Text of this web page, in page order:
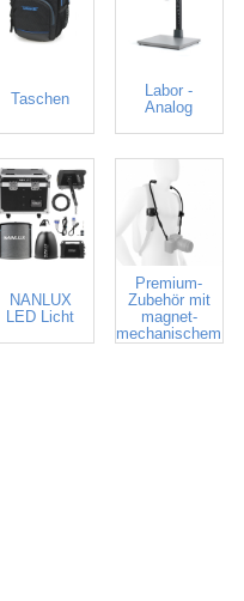
Taschen
Labor -
Analog
NANLUX
LED Licht
FIDLOCK
Premium-
Zubehör mit
magnet-
mechanischem
Verschluss